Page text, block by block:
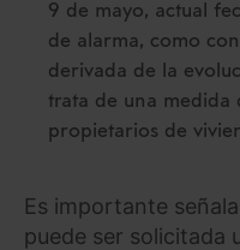
9 de mayo, actual
de alarma, como
derivada de la
trata de una medida
propietarios de
Es importante
puede ser solicitada